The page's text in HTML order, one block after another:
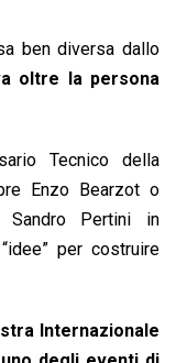
ben diversa dallo
oltre la persona
Tecnico della
Enzo Bearzot o
Sandro Pertini in
per costruire
Internazionale